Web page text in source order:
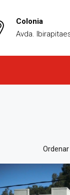
Colonia
Avda.